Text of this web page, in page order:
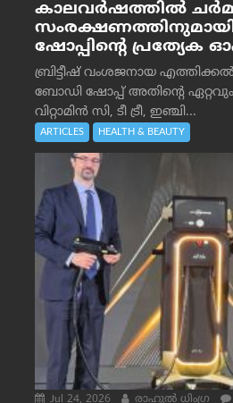
കാലവർഷത്തിൽ
ഷോപ്പിന്റെ
ബ്രിട്ടീഷ് വംശജനായ എത്തിക്കൽ
ബോഡി ഷോപ്പ് അതിന്റെ ഏറ്റവും
വിറ്റാമിൻ സി, ടീ ട്രീ, ഇഞ്ചി...
ARTICLES HEALTH & BEAUTY
Jul 24, 2026 രാഹുല്‍ ധിംഗ്ര